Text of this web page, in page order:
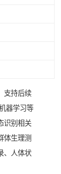
支持后续
器学习等
识别相关
体生理测
、人体状